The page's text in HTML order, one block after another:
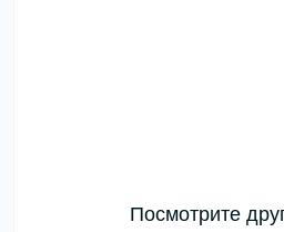
Посмотрите